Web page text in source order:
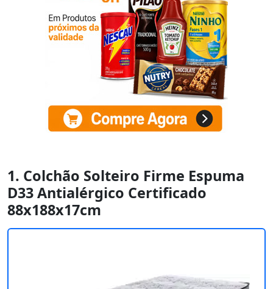
1. Colchão Solteiro Firme Espuma
D33 Antialérgico Certificado
88x188x17cm